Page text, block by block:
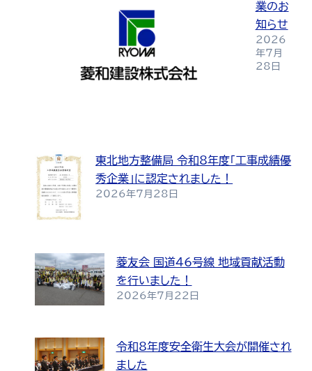
業のお
知らせ
2026
年7月
28日
東北地方整備局 令和8年度「工事成績優
秀企業」に認定されました！
2026年7月28日
菱友会 国道46号線 地域貢献活動
を行いました！
2026年7月22日
令和8年度安全衛生大会が開催され
ました